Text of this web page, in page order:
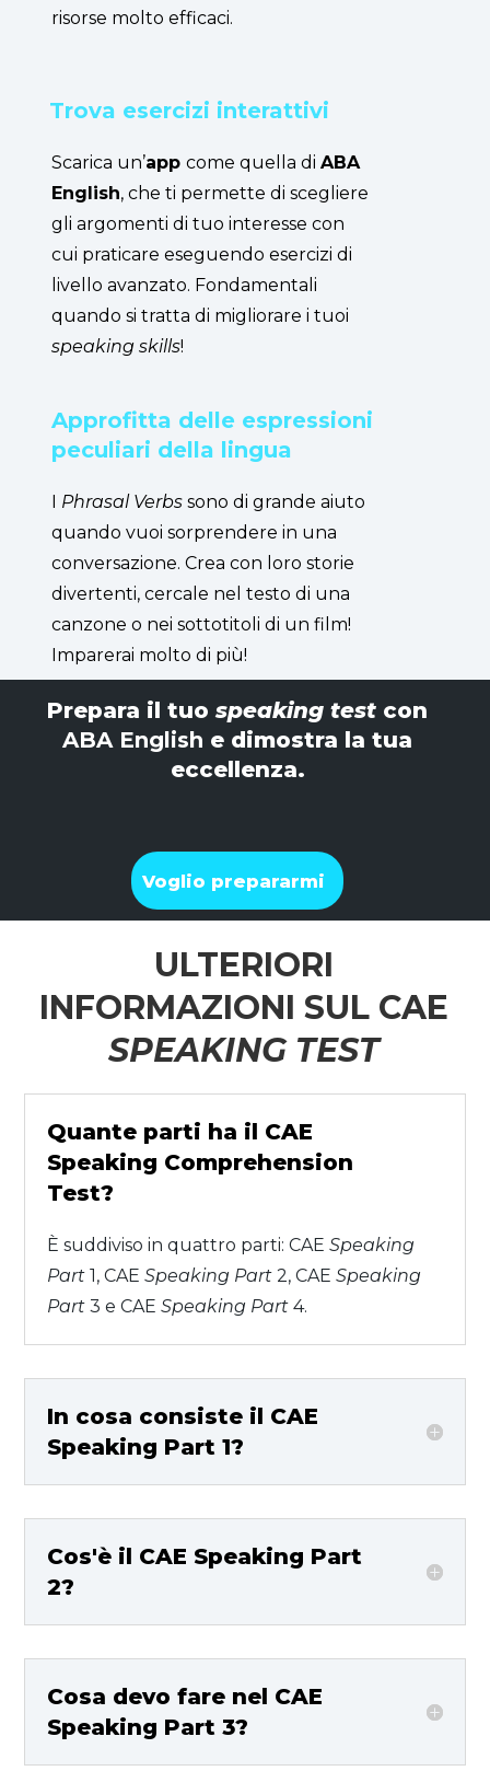
risorse molto efficaci.
Trova esercizi interattivi
Scarica un’app come quella di ABA
English, che ti permette di scegliere
gli argomenti di tuo interesse con
cui praticare eseguendo esercizi di
livello avanzato. Fondamentali
quando si tratta di migliorare i tuoi
speaking skills!
Approfitta delle espressioni
peculiari della lingua
I Phrasal Verbs sono di grande aiuto
quando vuoi sorprendere in una
conversazione. Crea con loro storie
divertenti, cercale nel testo di una
canzone o nei sottotitoli di un film!
Imparerai molto di più!
Prepara il tuospeaking test con
ABA English e dimostra la tua
eccellenza.
Voglio prepararmi
ULTERIORI
INFORMAZIONI SUL CAE
SPEAKING TEST
Quante parti ha il CAE
Speaking Comprehension
Test?
È suddiviso in quattro parti: CAESpeaking
Part 1, CAESpeaking Part 2, CAESpeaking
Part 3 e CAESpeaking Part 4.
In cosa consiste il CAE
Speaking Part 1?
Cos'è il CAE Speaking Part
2?
Cosa devo fare nel CAE
Speaking Part 3?